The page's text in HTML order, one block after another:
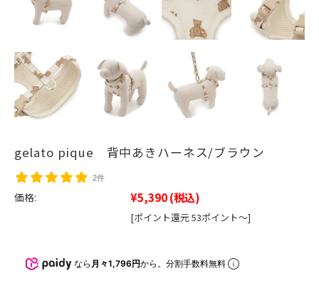
gelato pique 背中あきハーネス/ブラウン
2件
価格: ¥5,390(税込)
[ポイント還元 53ポイント～]
なら 月々1,796円から。分割手数料無料